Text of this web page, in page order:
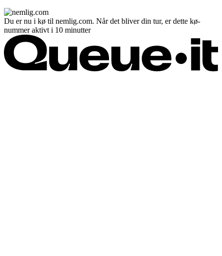
Du er nu i kø til nemlig.com. Når det bliver din tur, er dette kø-
nummer aktivt i 10 minutter